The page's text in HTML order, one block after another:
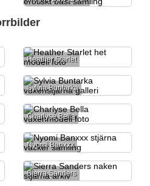
Heather Starlet
Sylvia Buntarka
Charlyse Bella
Nyomi Banxxx
Sierra Sanders